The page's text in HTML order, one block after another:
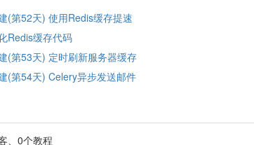
(第52天) 使用Redis缓存提速
Redis缓存代码
(第53天) 定时刷新服务器缓存
(第54天) Celery异步发送邮件
、0个教程